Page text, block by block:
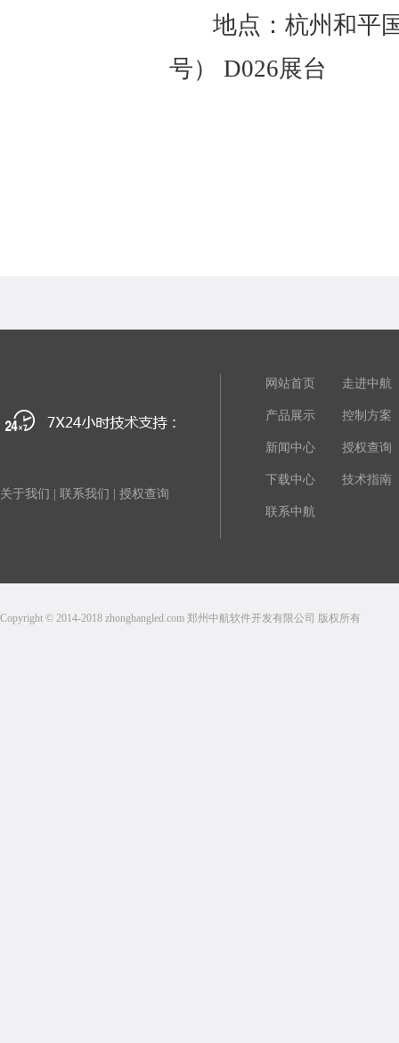
地点：杭州和平
号） D026展台
关于我们 联系我们 授权查询
网站首页 走进中航
产品展示 控制方案
新闻中心 授权查询
下载中心 技术指南
联系中航
Copyright © 2014-2018 zhonghangled.com 郑州中航软件开发有限公司 版权所有